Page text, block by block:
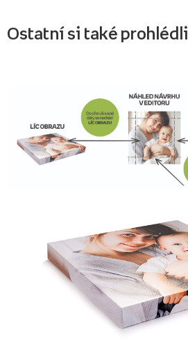
Ostatní si také prohlédli